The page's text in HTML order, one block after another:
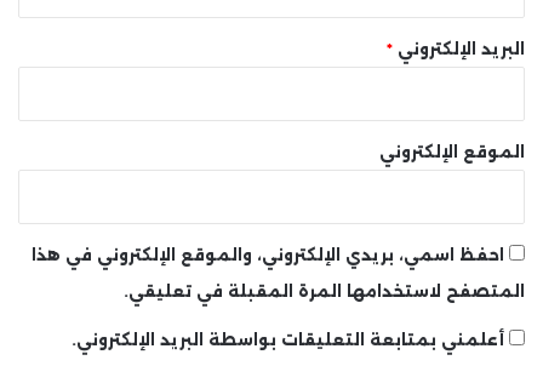
البريد الإلكتروني *
الموقع الإلكتروني
احفظ اسمي، بريدي الإلكتروني، والموقع الإلكتروني في هذا
المتصفح لاستخدامها المرة المقبلة في تعليقي.
أعلمني بمتابعة التعليقات بواسطة البريد الإلكتروني.